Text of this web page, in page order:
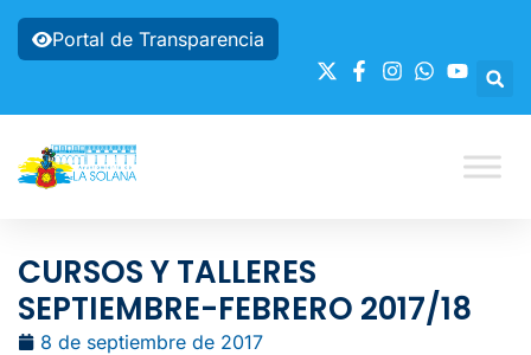
Portal de Transparencia
CURSOS Y TALLERES
SEPTIEMBRE-FEBRERO 2017/18
8 de septiembre de 2017